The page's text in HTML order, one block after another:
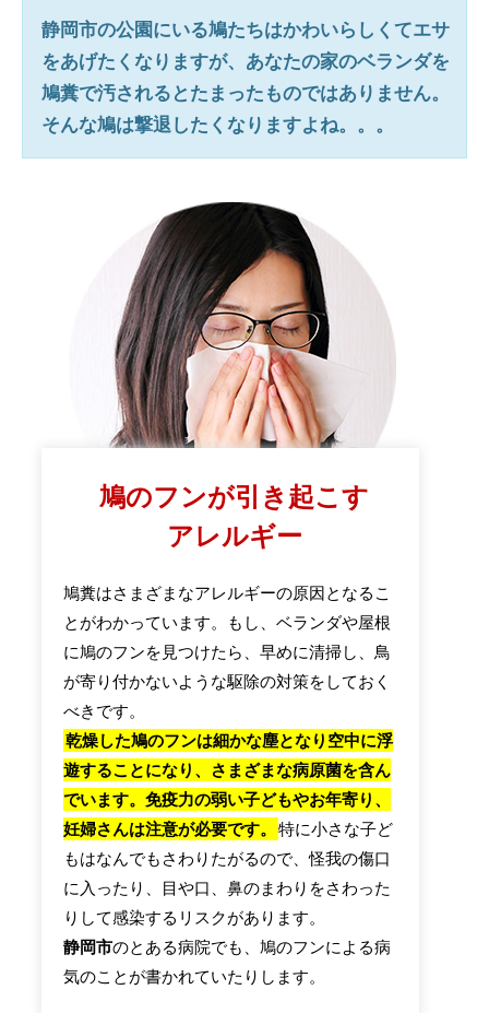
静岡市の公園にいる鳩たちはかわいらしくてエサ
をあげたくなりますが、あなたの家のベランダを
鳩糞で汚されるとたまったものではありません。
そんな鳩は撃退したくなりますよね。。。
鳩のフンが引き起こす
アレルギー
鳩糞はさまざまなアレルギーの原因となるこ
とがわかっています。もし、ベランダや屋根
に鳩のフンを見つけたら、早めに清掃し、鳥
が寄り付かないような駆除の対策をしておく
べきです。
乾燥した鳩のフンは細かな塵となり空中に浮
遊することになり、さまざまな病原菌を含ん
でいます。免疫力の弱い子どもやお年寄り、
妊婦さんは注意が必要です。
特に小さな子ど
もはなんでもさわりたがるので、怪我の傷口
に入ったり、目や口、鼻のまわりをさわった
りして感染するリスクがあります。
静岡市のとある病院でも、鳩のフンによる病
気のことが書かれていたりします。